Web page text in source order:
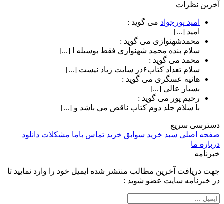
آخرین نظرات
امید پورجواد می گوید :
امید [...]
محمدشهنوازی می گوید :
سلام بنده محمد شهنوازی فقط بوسیله ا [...]
محمد می گوید :
سلام تعداد کتاب۶در سایت زیاد نیست [...]
هانیه عسگری می گوید :
بسیار عالی [...]
رحیم پور می گوید :
با سلام جلد دوم کتاب ناقص می باشد و [...]
دسترسی سریع
صفحه اصلی سبد خرید سوابق خرید تماس باما مشکلات دانلود
درباره ما
خبرنامه
جهت دریافت آخرین مطالب منتشر شده ایمیل خود را وارد نمایید تا
در خبرنامه سایت عضو شوید :